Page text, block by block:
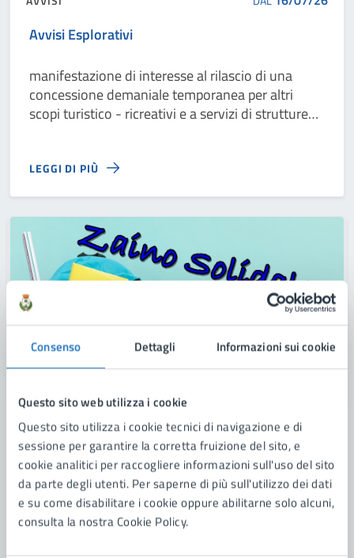
Consenso Dettagli Informazioni sui cookie
Questo sito web utilizza i cookie
Questo sito utilizza i cookie tecnici di navigazione e di
sessione per garantire la corretta fruizione del sito, e
cookie analitici per raccogliere informazioni sull'uso del sito
da parte degli utenti. Per saperne di più sull'utilizzo dei dati
e su come disabilitare i cookie oppure abilitarne solo alcuni,
consulta la nostra Cookie Policy.
Avvisi Esplorativi
manifestazione di interesse al rilascio di una
concessione demaniale temporanea per altri
scopi turistico - ricreativi e a servizi di strutture
Bevagna
LEGGI DI PIÙ
AVVISI DAL15/07/26—AL23/08/26
Avviso Pubblico: Lo Zaino Solidale 2026.
Formazione di un elenco di cartolerie site sul
territorio di Manduria aderenti all’iniziativa “lo